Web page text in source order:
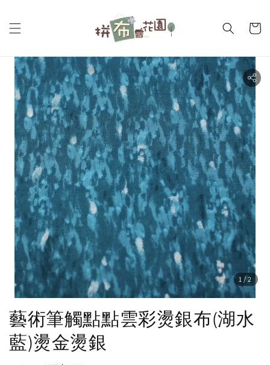
1 /2
藝術筆觸點點雲彩燙銀布(湖水
藍)燙金燙銀